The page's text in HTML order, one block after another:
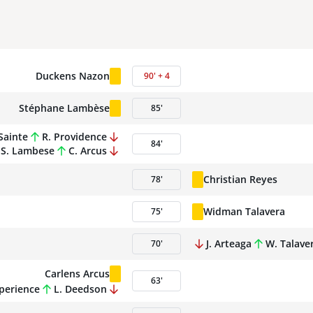
Duckens Nazon 90' +4
Stéphane Lambèse 85'
R. Providence
S. Lambese
C. Arcus
84'
78' Christian Reyes
75' Widman Talavera
70' J. Arteaga W.
Carlens Arcus
L. Deedson
63'